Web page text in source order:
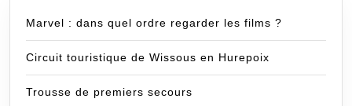
Marvel : dans quel ordre regarder les films ?
Circuit touristique de Wissous en Hurepoix
Trousse de premiers secours